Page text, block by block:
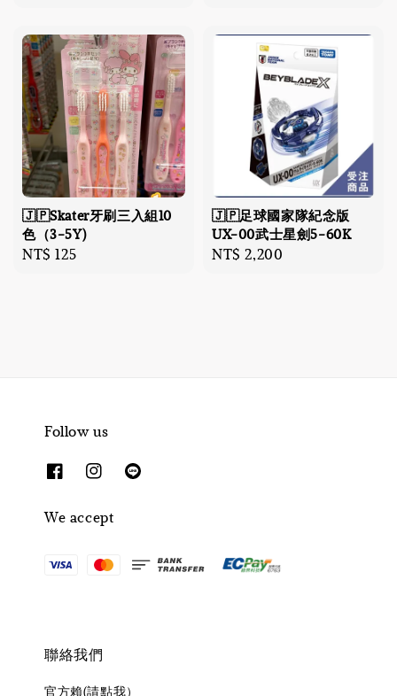
🇯🇵Skater牙刷三入組10
色（3-5Y)
Regular
NT$ 125
🇯🇵足球國家隊紀念版
UX-00武士星劍5-60K
Regular
NT$ 2,200
Follow us
We accept
聯絡我們
官方賴(請點我）